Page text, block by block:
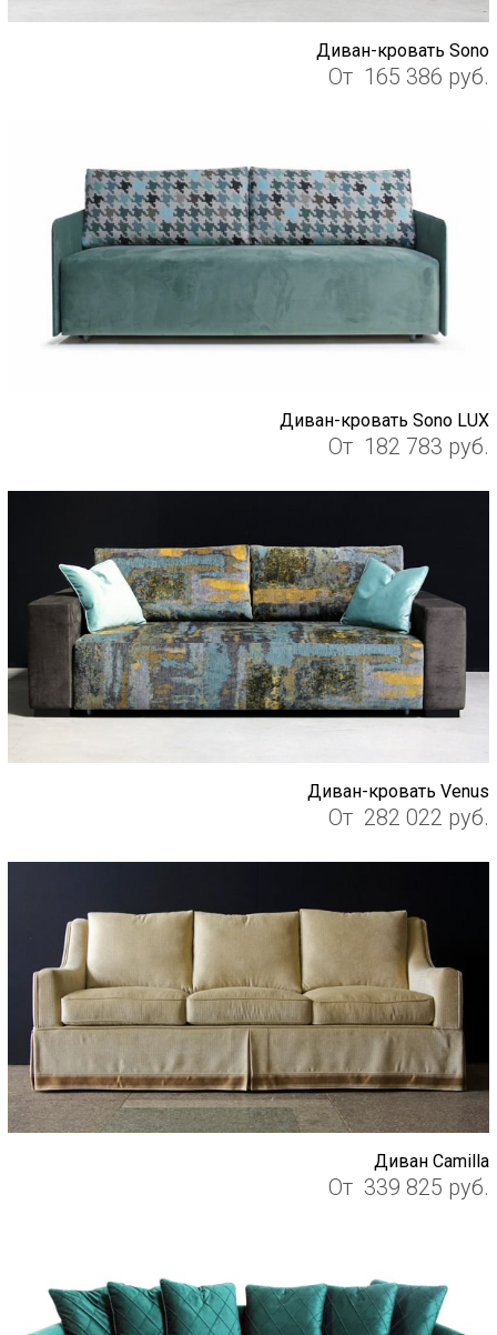
Диван-кровать Sono
От 165 386 руб.
Диван-кровать Sono LUX
От 182 783 руб.
Диван-кровать Venus
От 282 022 руб.
Диван Camilla
От 339 825 руб.